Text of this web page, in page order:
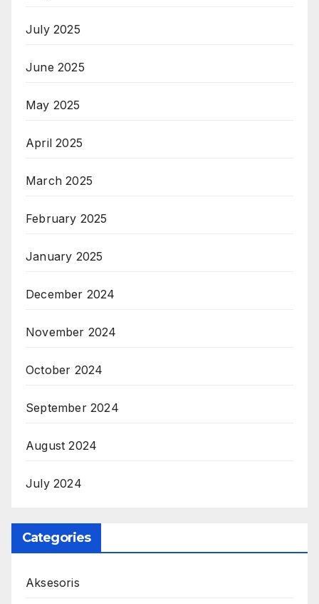
July 2025
June 2025
May 2025
April 2025
March 2025
February 2025
January 2025
December 2024
November 2024
October 2024
September 2024
August 2024
July 2024
Categories
Aksesoris